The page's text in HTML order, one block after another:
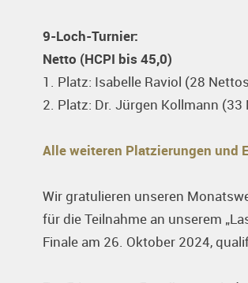
9-Loch-Turnier:
Netto (HCPI bis 45,0)
1. Platz: Isabelle Raviol (28
2. Platz: Dr. Jürgen Kollmann
Alle weiteren Platzierungen und
Wir gratulieren unseren
für die Teilnahme an unserem
Finale am 26. Oktober 2024,